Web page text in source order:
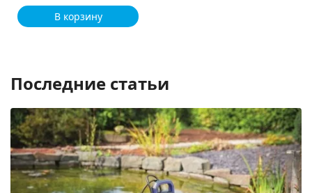
В корзину
Последние статьи